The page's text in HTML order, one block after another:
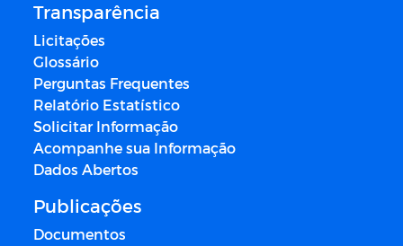
Transparência
Licitações
Glossário
Perguntas Frequentes
Relatório Estatístico
Solicitar Informação
Acompanhe sua Informação
Dados Abertos
Publicações
Documentos